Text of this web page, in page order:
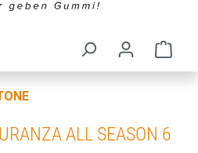
ALL SEASON 6